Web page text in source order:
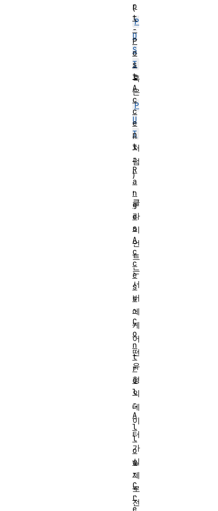
(
P
O
S
T
혹
은
P
U
T
처
럼
)
,
클
라
이
언
트
는
서
버
에
게
어
떤
유
형
의
데
이
터
가
실
제
로
전
p
t
-
P
o
s
t
A
c
c
e
p
t
-
R
a
n
g
e
s
A
c
c
e
s
s
-
C
o
n
t
r
o
l
-
A
l
l
o
w
-
C
r
e